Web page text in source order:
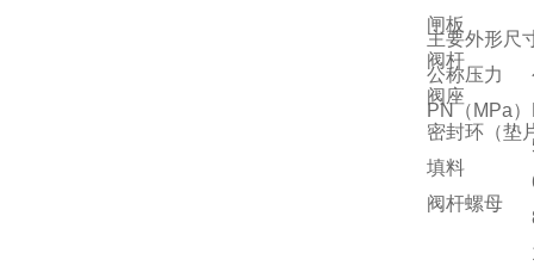
闸板
阀杆
阀座
密封环（垫
填料
阀杆螺母
主要外形尺
公称压力
PN（MPa）